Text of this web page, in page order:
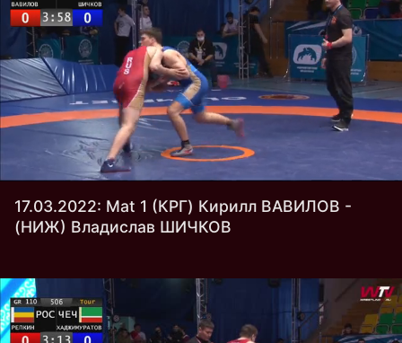
17.03.2022: Mat 1 (КРГ) Кирилл ВАВИЛОВ -
(НИЖ) Владислав ШИЧКОВ